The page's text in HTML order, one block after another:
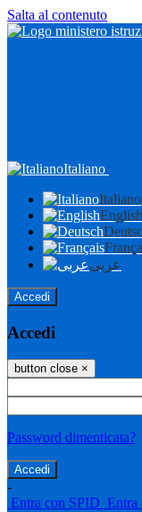
Salta al contenuto
Italiano
Italiano
English
عربى
Accedi
Accedi
button close ×
Password dimenticata?
-
Entra con SPID Entra